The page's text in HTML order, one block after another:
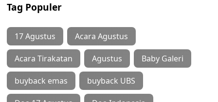
Tag Populer
17 Agustus Acara Agustus
Acara Tirakatan Agustus Baby Galeri
buyback emas buyback UBS